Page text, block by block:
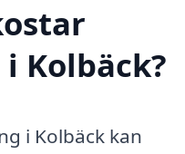
Kolbäck?
i Kolbäck kan